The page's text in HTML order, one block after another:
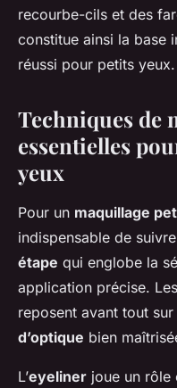
recourbe-cils et des
constitue ainsi la base
réussi pour petits yeux.
Techniques de
essentielles
yeux
Pour un maquillage
indispensable de
étape qui englobe la
application précise. Les
reposent avant tout sur
d’optique bien
L’eyeliner joue un rôle